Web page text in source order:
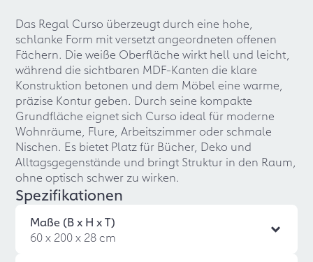
Das Regal Curso überzeugt durch eine hohe,
schlanke Form mit versetzt angeordneten offenen
Fächern. Die weiße Oberfläche wirkt hell und leicht,
während die sichtbaren MDF-Kanten die klare
Konstruktion betonen und dem Möbel eine warme,
präzise Kontur geben. Durch seine kompakte
Grundfläche eignet sich Curso ideal für moderne
Wohnräume, Flure, Arbeitszimmer oder schmale
Nischen. Es bietet Platz für Bücher, Deko und
Alltagsgegenstände und bringt Struktur in den Raum,
ohne optisch schwer zu wirken.
Spezifikationen
Maße (B x H x T)
60 x 200 x 28 cm